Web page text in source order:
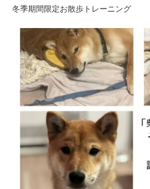
冬季期間限定お散歩トレーニング